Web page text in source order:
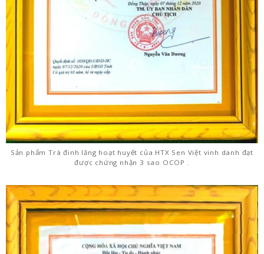
Sản phẩm Trà đinh lăng hoạt huyết của HTX Sen Việt vinh danh đạt
được chứng nhận 3 sao OCOP .